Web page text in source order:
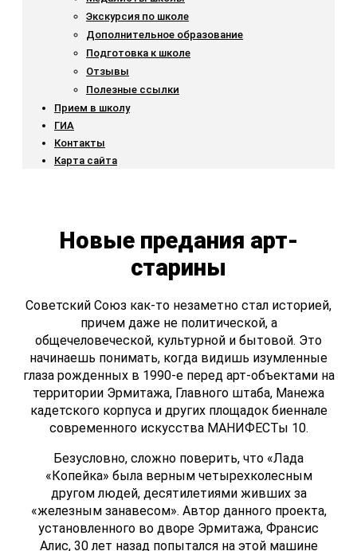
Экскурсия по школе
Дополнительное образование
Подготовка к школе
Отзывы
Полезные ссылки
Прием в школу
ГИА
Контакты
Карта сайта
Новые предания арт-
старины
Советский Союз как-то незаметно стал историей,
причем даже не политической, а
общечеловеческой, культурной и бытовой. Это
начинаешь понимать, когда видишь изумленные
глаза рожденных в 1990-е перед арт-объектами на
территории Эрмитажа, Главного штаба, Манежа
кадетского корпуса и других площадок биеннале
современного искусства МАНИФЕСТы 10.
Безусловно, сложно поверить, что «Лада
«Копейка» была верным четырехколесным
другом людей, десятилетиями живших за
«железным занавесом». Автор данного проекта,
установленного во дворе Эрмитажа, Франсис
Алис, 30 лет назад попытался на этой машине